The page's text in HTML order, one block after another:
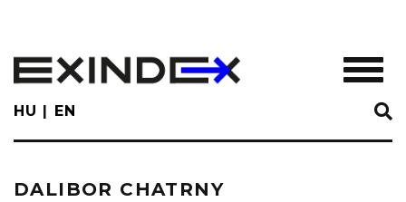
main
content
HU EN
DALIBOR CHATRNY